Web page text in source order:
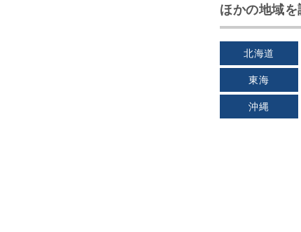
ほかの地域を
北海道
東海
沖縄